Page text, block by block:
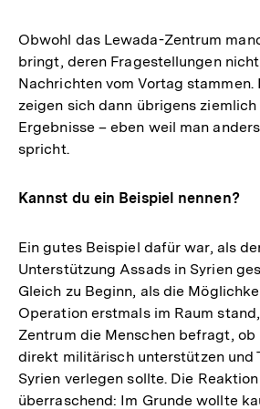
Obwohl das Lewada-Zentrum
bringt, deren Fragestellungen
Nachrichten vom Vortag stammen.
zeigen sich dann übrigens
Ergebnisse – eben weil man
spricht.
Kannst du ein Beispiel nennen?
Ein gutes Beispiel dafür war, als
Unterstützung Assads in Syrien
Gleich zu Beginn, als die
Operation erstmals im Raum
Zentrum die Menschen befragt, ob
direkt militärisch unterstützen und
Syrien verlegen sollte. Die
überraschend: Im Grunde wollte